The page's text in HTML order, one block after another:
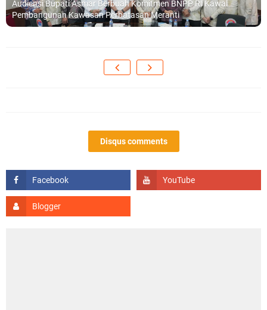
Audiensi Bupati Asmar Berbuah Komitmen BNPP RI Kawal
Pembangunan Kawasan Perbatasan Meranti
Disqus comments